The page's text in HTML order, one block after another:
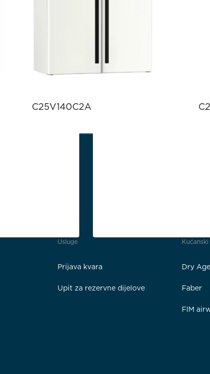
C25V140C2A
Usluge
Prijava kvara
Upit za rezervne dijelove
Dry
Faber
FIM